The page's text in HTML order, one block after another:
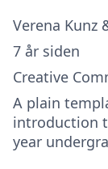
Verena Kunz
7 år siden
Creative
A plain
introduction
year